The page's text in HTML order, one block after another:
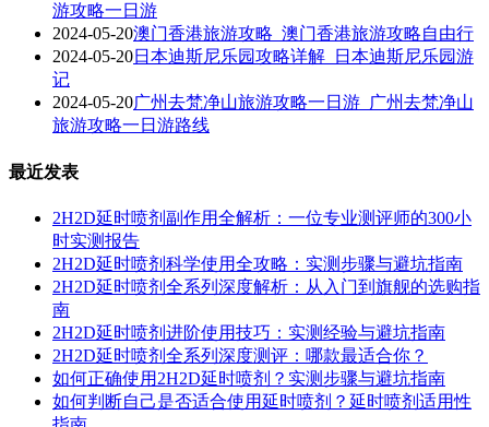
游攻略一日游
2024-05-20澳门香港旅游攻略_澳门香港旅游攻略自由行
2024-05-20日本迪斯尼乐园攻略详解_日本迪斯尼乐园游
记
2024-05-20广州去梵净山旅游攻略一日游_广州去梵净山
旅游攻略一日游路线
最近发表
2H2D延时喷剂副作用全解析：一位专业测评师的300小
时实测报告
2H2D延时喷剂科学使用全攻略：实测步骤与避坑指南
2H2D延时喷剂全系列深度解析：从入门到旗舰的选购指
南
2H2D延时喷剂进阶使用技巧：实测经验与避坑指南
2H2D延时喷剂全系列深度测评：哪款最适合你？
如何正确使用2H2D延时喷剂？实测步骤与避坑指南
如何判断自己是否适合使用延时喷剂？延时喷剂适用性